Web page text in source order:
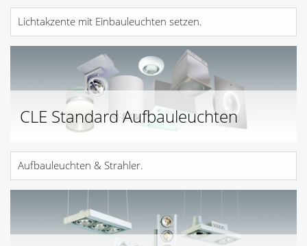
Lichtakzente mit Einbauleuchten setzen.
CLE Standard Aufbauleuchten
Aufbauleuchten & Strahler.